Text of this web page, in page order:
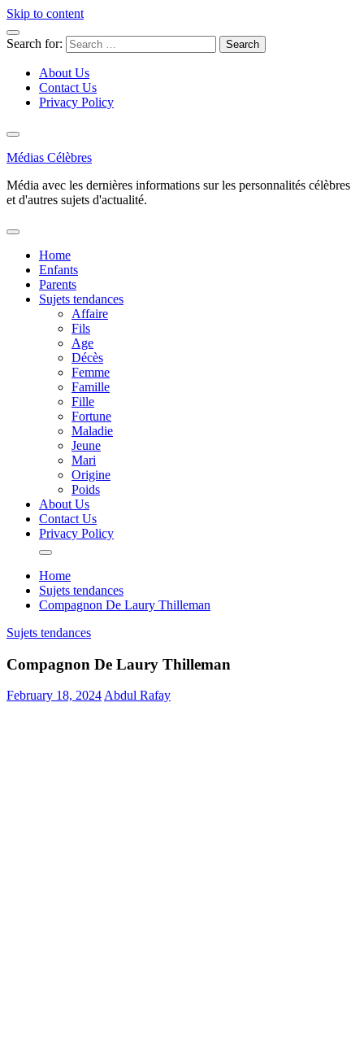
Skip to content
Search for:
About Us
Contact Us
Privacy Policy
Médias Célèbres
Média avec les dernières informations sur les personnalités célèbres
et d'autres sujets d'actualité.
Home
Enfants
Parents
Sujets tendances
Affaire
Fils
Age
Décès
Femme
Famille
Fille
Fortune
Maladie
Jeune
Mari
Origine
Poids
About Us
Contact Us
Privacy Policy
Home
Sujets tendances
Compagnon De Laury Thilleman
Sujets tendances
Compagnon De Laury Thilleman
February 18, 2024Abdul Rafay